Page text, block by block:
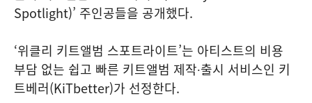
Spotlight)’ 주인공들을 공개했다.
‘위클리 키트앨범 스포트라이트’는 아티스트의 비용
부담 없는 쉽고 빠른 키트앨범 제작∙출시 서비스인 키
트베러(KiTbetter)가 선정한다.